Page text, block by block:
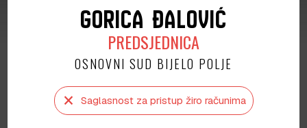
GORICA ĐALOVIĆ
PREDSJEDNICA
OSNOVNI SUD BIJELO POLJE
close Saglasnost za pristup žiro računima